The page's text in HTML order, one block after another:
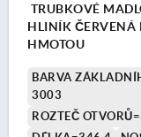
TRUBKOVÉ
HLINÍK ČERVENÁ
HMOTOU
BARVA
3003
ROZTEČ